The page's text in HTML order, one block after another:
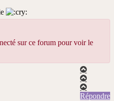
sur ce forum pour voir le
Haut
Haut
Haut
Répondre